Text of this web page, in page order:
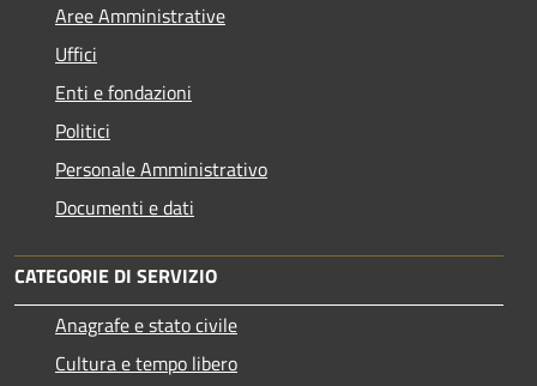
Aree Amministrative
Uffici
Enti e fondazioni
Politici
Personale Amministrativo
Documenti e dati
CATEGORIE DI SERVIZIO
Anagrafe e stato civile
Cultura e tempo libero